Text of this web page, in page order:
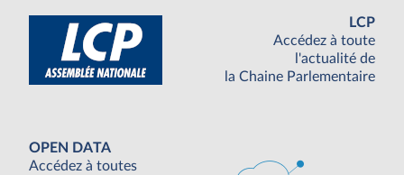
LCP
Accédez à toute
l'actualité de
la Chaine Parlementaire
OPEN DATA
Accédez à toutes